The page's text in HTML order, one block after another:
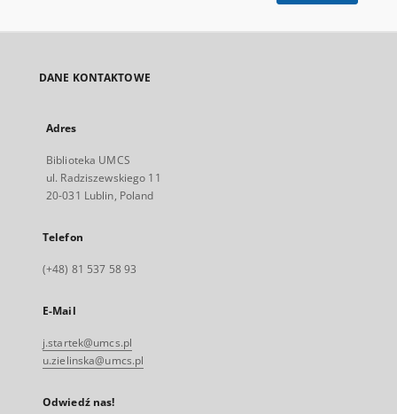
DANE KONTAKTOWE
Adres
Biblioteka UMCS
ul. Radziszewskiego 11
20-031 Lublin, Poland
Telefon
(+48) 81 537 58 93
E-Mail
j.startek@umcs.pl
u.zielinska@umcs.pl
Odwiedź nas!